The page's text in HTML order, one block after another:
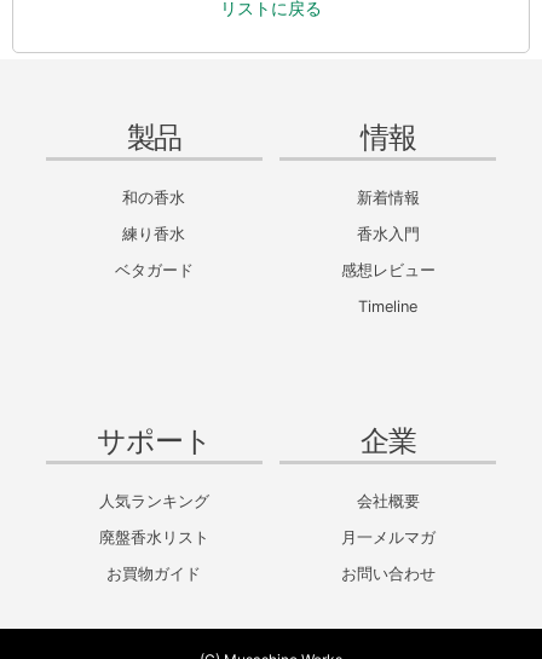
リストに戻る
製品
和の香水
練り香水
ベタガード
情報
新着情報
香水入門
感想レビュー
Timeline
サポート
人気ランキング
廃盤香水リスト
お買物ガイド
企業
会社概要
月一メルマガ
お問い合わせ